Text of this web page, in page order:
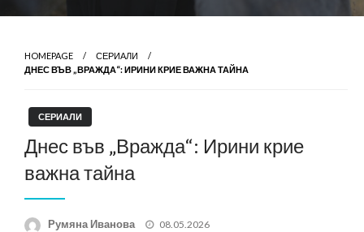
HOMEPAGE
СЕРИАЛИ
ДНЕС ВЪВ „ВРАЖДА“: ИРИНИ КРИЕ ВАЖНА ТАЙНА
СЕРИАЛИ
Днес във „Вражда“: Ирини крие
важна тайна
Румяна Иванова
Posted
08.05.2026